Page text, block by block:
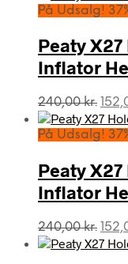
pris
På Udsalg!
Peaty
Inflator
240,00kr. Den
pris
På Udsalg!
Peaty
Inflator
240,00kr. Den